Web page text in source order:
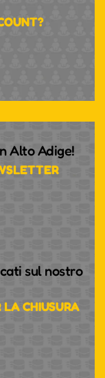
Alto Adige!
sul nostro
LA CHIUSURA